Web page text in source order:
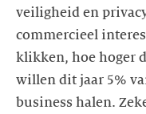
veiligheid en
commercieel
klikken, hoe hoger
willen dit jaar 5%
business halen.